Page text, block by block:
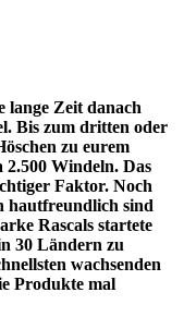
lange Zeit danach
Bis zum dritten oder
zu eurem
Windeln. Das
Faktor. Noch
hautfreundlich sind
Rascals startete
30 Ländern zu
wachsenden
Produkte mal